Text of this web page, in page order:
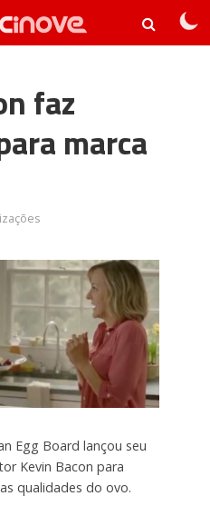
faz
marca
Egg Board lançou seu
Kevin Bacon para
qualidades do ovo.